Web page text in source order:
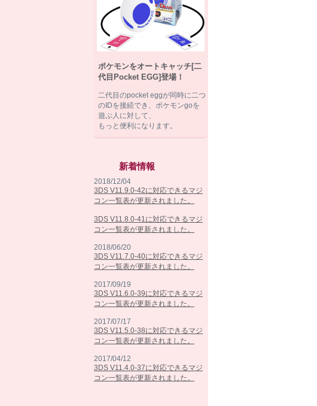
ポケモンをオートキャッチ[二
代目Pocket EGG]登場！
二代目のpocket eggが同時に二つ
のIDを接続でき、ポケモンgoを
遊ぶ人に対して、
もっと便利になります。
新着情報
2018/12/04
3DS V11.9.0-42に対応できるマジ
コン一覧表が更新されました。
3DS V11.8.0-41に対応できるマジ
コン一覧表が更新されました。
2018/06/20
3DS V11.7.0-40に対応できるマジ
コン一覧表が更新されました。
2017/09/19
3DS V11.6.0-39に対応できるマジ
コン一覧表が更新されました。
2017/07/17
3DS V11.5.0-38に対応できるマジ
コン一覧表が更新されました。
2017/04/12
3DS V11.4.0-37に対応できるマジ
コン一覧表が更新されました。